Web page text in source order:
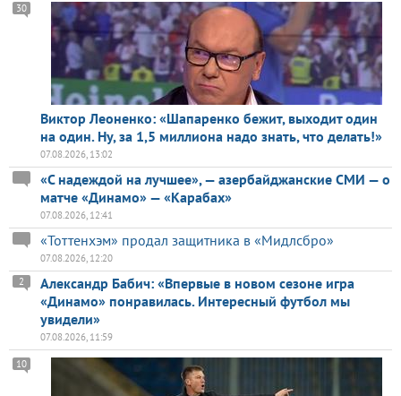
Виктор Леоненко: «Шапаренко бежит, выходит один
на один. Ну, за 1,5 миллиона надо знать, что делать!»
30
07.08.2026, 13:02
«С надеждой на лучшее», — азербайджанские СМИ — о
матче «Динамо» — «Карабах»
07.08.2026, 12:41
«Тоттенхэм» продал защитника в «Мидлсбро»
07.08.2026, 12:20
Александр Бабич: «Впервые в новом сезоне игра
«Динамо» понравилась. Интересный футбол мы
увидели»
2
07.08.2026, 11:59
10